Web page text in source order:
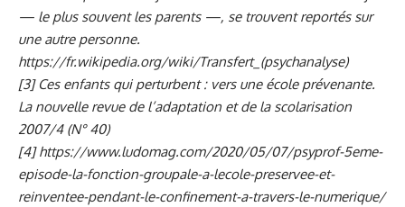
— le plus souvent les parents —, se trouvent reportés sur
une autre personne.
https://fr.wikipedia.org/wiki/Transfert_(psychanalyse)
[3]Ces enfants qui perturbent : vers une école prévenante.
La nouvelle revue de l’adaptation et de la scolarisation
2007/4 (N° 40)
[4]https://www.ludomag.com/2020/05/07/psyprof-5eme-
episode-la-fonction-groupale-a-lecole-preservee-et-
reinventee-pendant-le-confinement-a-travers-le-numerique/